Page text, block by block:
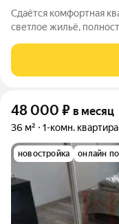
Сдаётся комфортная
светлое жильё,
мебель, техника и
просмотру! Арт.
48 000 ₽ в месяц
36 м² 1-комн. квартира
новостройка онлайн